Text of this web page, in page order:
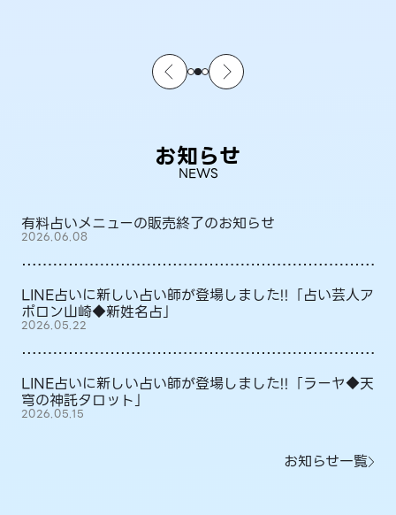
お知らせ
NEWS
有料占いメニューの販売終了のお知らせ
2026.06.08
LINE占いに新しい占い師が登場しました!!「占い芸人ア
ポロン山崎◆新姓名占」
2026.05.22
LINE占いに新しい占い師が登場しました!!「ラーヤ◆天
穹の神託タロット」
2026.05.15
お知らせ一覧